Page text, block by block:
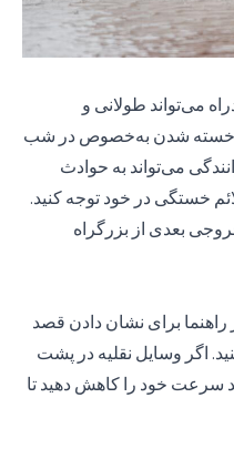
می‌تواند طولانی و
و خسته شدن به‌خصوص در شب
می‌تواند به حوادث
خستگی در خود توجه کنید.
بعدی از بزرگراه
راهنما برای نشان دادن قصد
اگر وسایل نقلیه در پشت
سرعت خود را کاهش دهید تا